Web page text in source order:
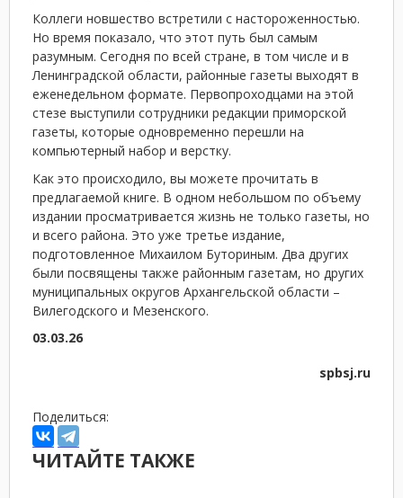
Коллеги новшество встретили с настороженностью.
Но время показало, что этот путь был самым
разумным. Сегодня по всей стране, в том числе и в
Ленинградской области, районные газеты выходят в
еженедельном формате. Первопроходцами на этой
стезе выступили сотрудники редакции приморской
газеты, которые одновременно перешли на
компьютерный набор и верстку.
Как это происходило, вы можете прочитать в
предлагаемой книге. В одном небольшом по объему
издании просматривается жизнь не только газеты, но
и всего района. Это уже третье издание,
подготовленное Михаилом Буториным. Два других
были посвящены также районным газетам, но других
муниципальных округов Архангельской области –
Вилегодского и Мезенского.
03.03.26
spbsj.ru
Поделиться:
ЧИТАЙТЕ ТАКЖЕ